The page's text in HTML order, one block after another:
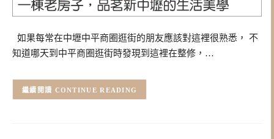
如果每常在中壢中平商圈逛街的朋友應該對這裡很熟悉， 不
知道哪天到中平商圈逛街時發現到這裡在整修，…
CONTINUE READING